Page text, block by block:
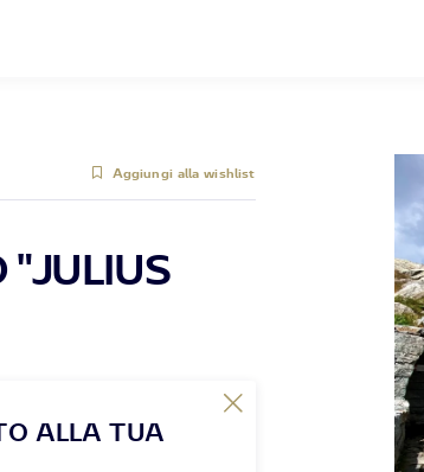
Aggiungi alla wishlist
"JULIUS
ALLA TUA